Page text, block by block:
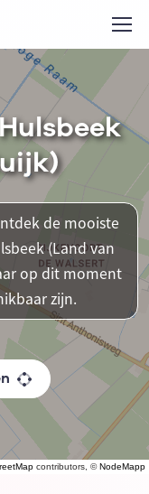
contributors, ©NodeMapp
de mooiste
(Land van
op dit moment
zijn.